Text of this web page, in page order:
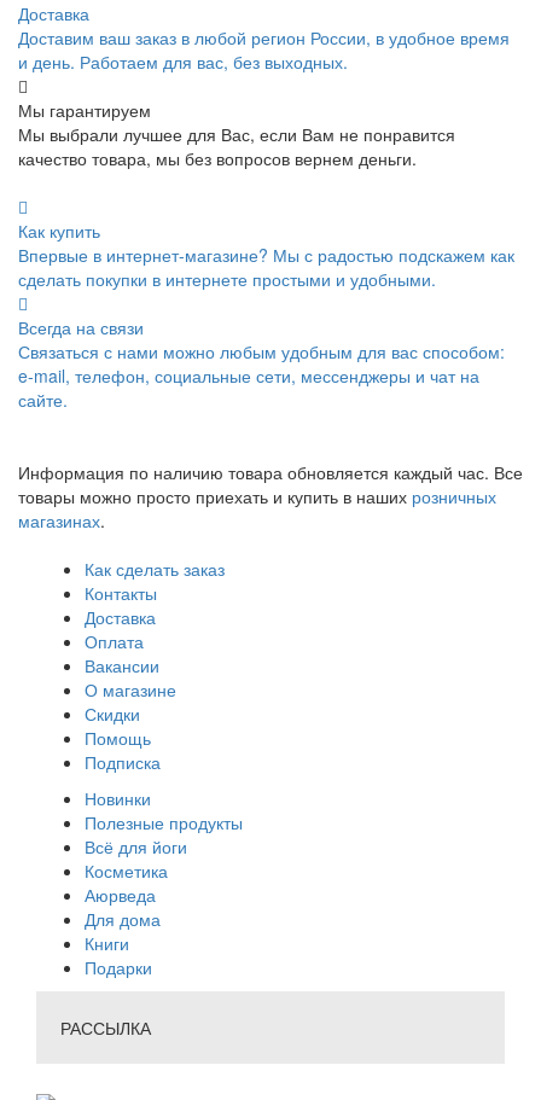
Доставка
Доставим ваш заказ в любой регион России, в удобное время
и день. Работаем для вас, без выходных.
Мы гарантируем
Мы выбрали лучшее для Вас, если Вам не понравится
качество товара, мы без вопросов вернем деньги.
Как купить
Впервые в интернет-магазине? Мы с радостью подскажем как
сделать покупки в интернете простыми и удобными.
Всегда на связи
Связаться с нами можно любым удобным для вас способом:
e-mail, телефон, социальные сети, мессенджеры и чат на
сайте.
Информация по наличию товара обновляется каждый час. Все
товары можно просто приехать и купить в наших розничных
магазинах.
Как сделать заказ
Контакты
Доставка
Оплата
Вакансии
О магазине
Скидки
Помощь
Подписка
Новинки
Полезные продукты
Всё для йоги
Косметика
Аюрведа
Для дома
Книги
Подарки
РАССЫЛКА